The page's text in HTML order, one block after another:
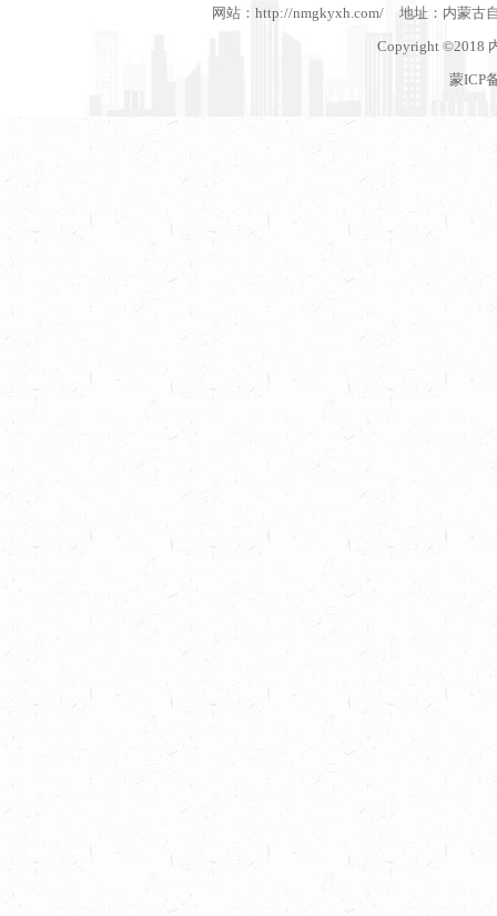
网站：http://nmgkyxh.com/
地址：内蒙古
Copyright ©2018
蒙ICP